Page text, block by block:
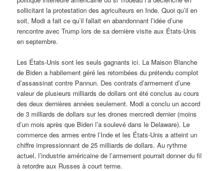
sollicitant la protestation des agriculteurs en Inde. Quoi qu’il en
soit, Modi a fait ce qu’il fallait en abandonnant l’idée d’une
rencontre avec Trump lors de sa dernière visite aux États-Unis
en septembre.
Les États-Unis sont les seuls gagnants ici. La Maison Blanche
de Biden a habilement géré les retombées du prétendu complot
d’assassinat contre Pannun. Des contrats d’armement d’une
valeur de plusieurs milliards de dollars ont été conclus au cours
des deux dernières années seulement. Modi a conclu un accord
de 3 milliards de dollars sur les drones mercredi dernier (moins
d’un mois après que Biden l’a soulevé dans le Delaware). Le
commerce des armes entre l’Inde et les États-Unis a atteint un
chiffre impressionnant de 25 milliards de dollars. Au rythme
actuel, l’industrie américaine de l’armement pourrait donner du fil
à retordre aux Russes à court terme.